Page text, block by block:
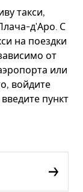
такси,
д'Аро. С
на поездки
от
или
войдите
пункт